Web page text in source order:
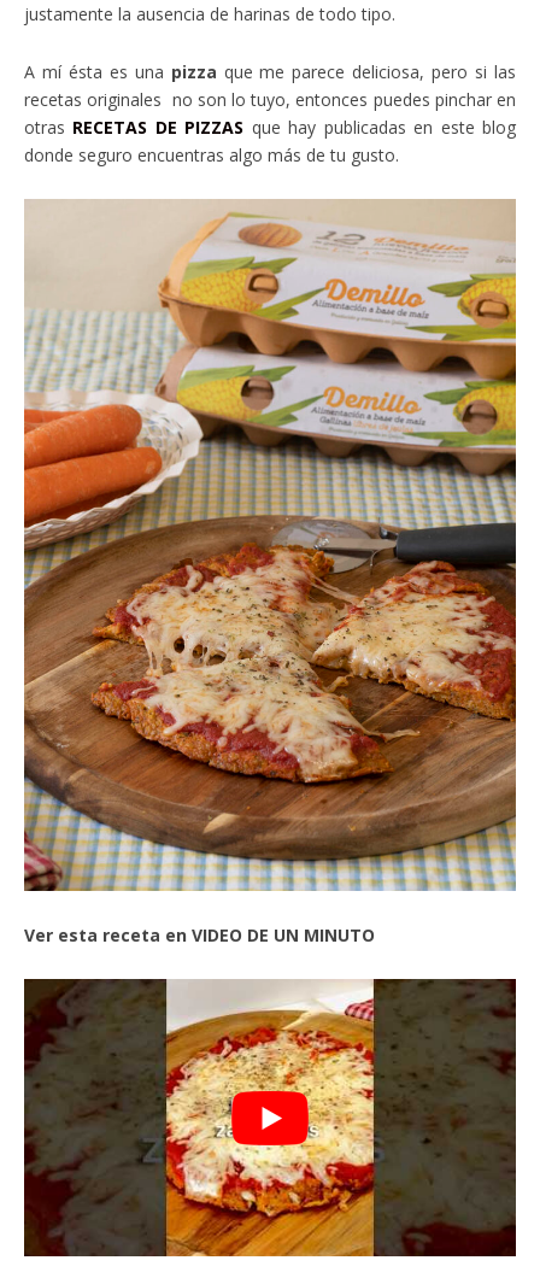
justamente la ausencia de harinas de todo tipo.
A mí ésta es una pizza que me parece deliciosa, pero si las
recetas originales no son lo tuyo, entonces puedes pinchar en
otras RECETAS DE PIZZAS que hay publicadas en este blog
donde seguro encuentras algo más de tu gusto.
Ver esta receta en VIDEO DE UN MINUTO